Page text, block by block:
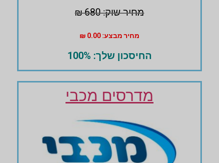
מחיר שוק: 680 ₪
מחיר מבצע: 0.00 ₪
החיסכון שלך: 100%
מדרסים מכבי